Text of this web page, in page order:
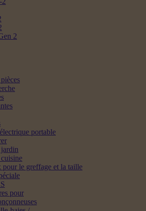
2
portable
pour le greffage et la taille
pour